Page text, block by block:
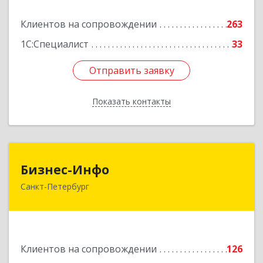
Клиентов на сопровождении
263
1С:Специалист
33
Отправить заявку
Показать контакты
Отправить заявку
Назад
Бизнес-Инфо
Санкт-Петербург
Клиентов на сопровождении
126
191119, Санкт-Петербург г, Константина
Подробнее